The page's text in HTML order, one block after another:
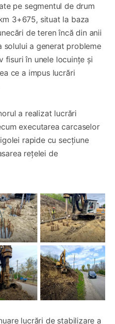
pe segmentul de drum
3+675, situat la baza
de teren încă din anii
solului a generat probleme
fisuri în unele locuințe și
ce a impus lucrări
a realizat lucrări
executarea carcaselor
rapide cu secțiune
rețelei de
lucrări de stabilizare a